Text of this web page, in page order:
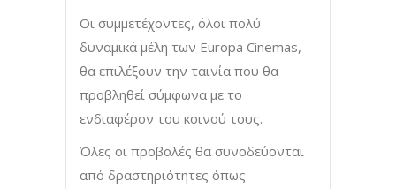
Οι συμμετέχοντες, όλοι πολύ
δυναμικά μέλη των Europa Cinemas,
θα επιλέξουν την ταινία που θα
προβληθεί σύμφωνα με το
ενδιαφέρον του κοινού τους.
Όλες οι προβολές θα συνοδεύονται
από δραστηριότητες όπως